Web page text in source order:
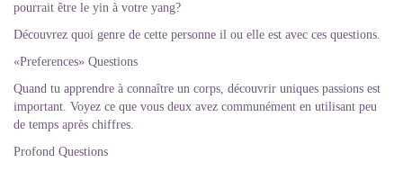
pourrait être le yin à votre yang?
Découvrez quoi genre de cette personne il ou elle est avec ces questions.
«Preferences» Questions
Quand tu apprendre à connaître un corps, découvrir uniques passions est
important. Voyez ce que vous deux avez communément en utilisant peu
de temps après chiffres.
Profond Questions